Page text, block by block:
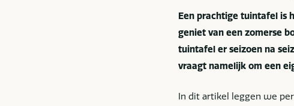
Een prachtige tuintafel is
geniet van een zomerse
tuintafel er seizoen na
vraagt namelijk om een
In dit artikel leggen we